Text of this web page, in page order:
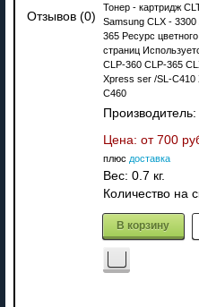
Отзывов (0)
Тонер - картридж
Samsung CLX -
365 Ресурс
страниц
CLP-360 CLP-365
Xpress ser /SL-C410
C460
Производитель:
Цена: от 700
плюс доставка
Вес: 0.7 кг.
Количество на
В корзину